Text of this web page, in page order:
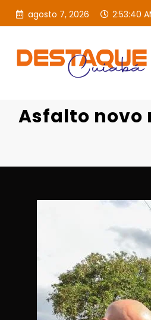
agosto 7, 2026 2:53:41
Asfalto novo